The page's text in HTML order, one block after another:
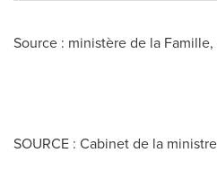
Source : ministère de la Famille,
SOURCE : Cabinet de la